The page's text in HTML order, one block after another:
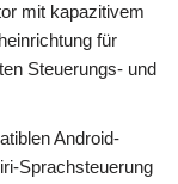
mit kapazitivem
für
Steuerungs- und
Android-
Sprachsteuerung